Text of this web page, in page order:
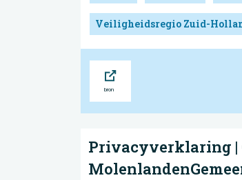
Veiligheidsregio Zuid-
Privacyverklaring |